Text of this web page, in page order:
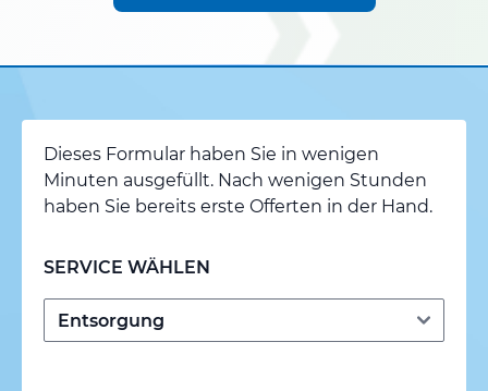
Dieses Formular haben Sie in wenigen
Minuten ausgefüllt. Nach wenigen Stunden
haben Sie bereits erste Offerten in der Hand.
SERVICE WÄHLEN